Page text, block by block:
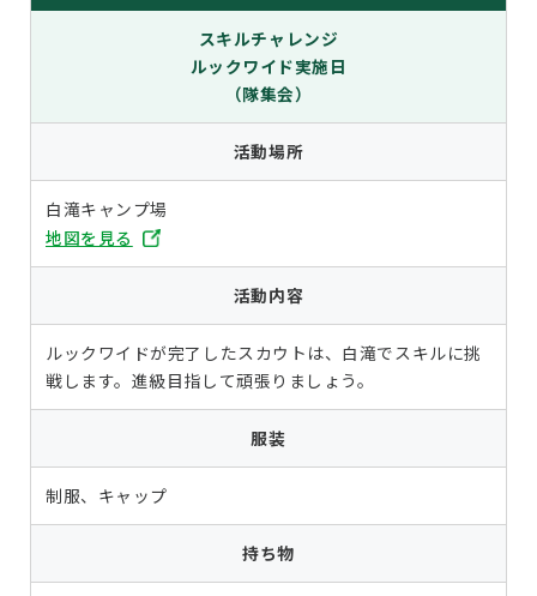
スキルチャレンジ
ルックワイド実施日
（隊集会）
活動場所
白滝キャンプ場
地図を見る
活動内容
ルックワイドが完了したスカウトは、白滝でスキルに挑
戦します。進級目指して頑張りましょう。
服装
制服、キャップ
持ち物